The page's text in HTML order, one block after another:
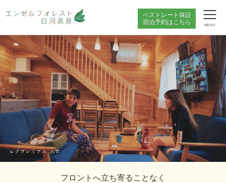
ベストレート保証
宿泊予約はこちら
MENU
フロントへ立ち寄ることなく